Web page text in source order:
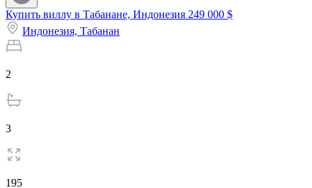
Купить виллу в Табанане, Индонезия 249 000 $
Индонезия, Табанан
2
3
195